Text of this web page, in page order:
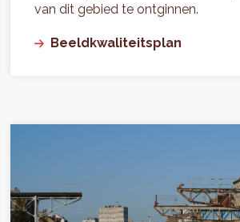
van dit gebied te ontginnen.
Beeldkwaliteitsplan